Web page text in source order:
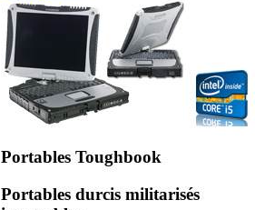
Portables Toughbook
Portables durcis militarisés